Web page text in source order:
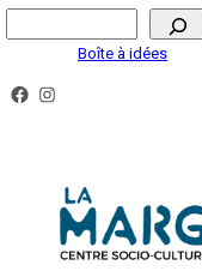
Boîte à idées
AGENDA